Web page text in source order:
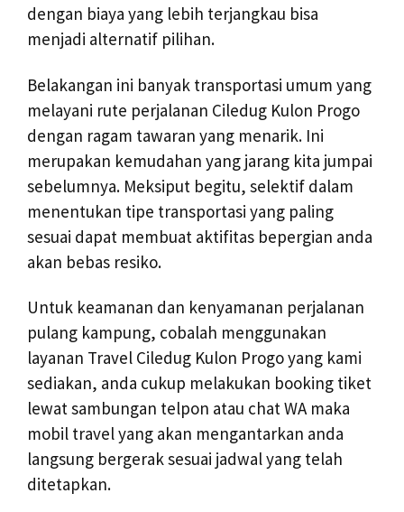
dengan biaya yang lebih terjangkau bisa
menjadi alternatif pilihan.
Belakangan ini banyak transportasi umum yang
melayani rute perjalanan Ciledug Kulon Progo
dengan ragam tawaran yang menarik. Ini
merupakan kemudahan yang jarang kita jumpai
sebelumnya. Meksiput begitu, selektif dalam
menentukan tipe transportasi yang paling
sesuai dapat membuat aktifitas bepergian anda
akan bebas resiko.
Untuk keamanan dan kenyamanan perjalanan
pulang kampung, cobalah menggunakan
layanan Travel Ciledug Kulon Progo yang kami
sediakan, anda cukup melakukan booking tiket
lewat sambungan telpon atau chat WA maka
mobil travel yang akan mengantarkan anda
langsung bergerak sesuai jadwal yang telah
ditetapkan.